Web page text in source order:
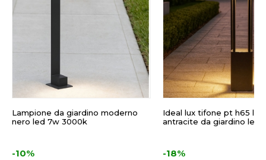
Lampione da giardino moderno
nero led 7w 3000k
-10%
Ideal lux tifone pt h65
antracite da giardino led
-18%